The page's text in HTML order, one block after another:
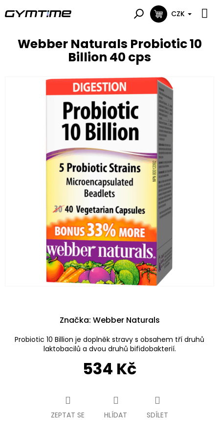
na
NÁKUPNÍ
CZK
Webber Naturals Probiotic 10
Billion 40 cps
534 Kč
Probiotic 10 Billion je doplněk stravy s obsahem tří druhů
laktobacilů a dvou druhů bifidobakterií.
ZEPTAT SE HLÍDAT SDÍLET
Značka: Webber Naturals